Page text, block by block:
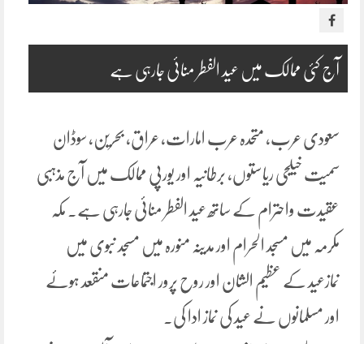
آج کئی ممالک میں عید الفطر منائی جارہی ہے
سعودی عرب، متحدہ عرب امارات، عراق، بحرین، سوڈان
سمیت خیلجی ریاستوں، برطانیہ اور یورپی ممالک میں آج مذہبی
عقیدت واحترام کے ساتھ عید الفطر منائی جارہی ہے۔ مکہ
مکرمہ میں مسجد الحرام اور مدینہ منورہ میں مسجد نبوی میں
نمازعید کے عظیم الشان اور روح پرور اجتماعات منقعد ہوئے
اور مسلمانوں نے عید کی نماز ادا کی۔